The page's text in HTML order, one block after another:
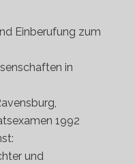
Einberufung zum
in
1992
und